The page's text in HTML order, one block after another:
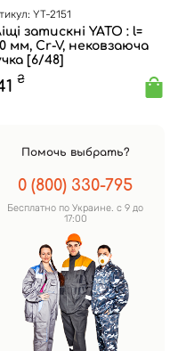
YT-2151
затискні YATO : l=
мм, Cr-V, нековзаюча
[6/48]
₴
Помочь выбрать?
0 (800) 330-795
Бесплатно по Украине. с 9 до
17:00